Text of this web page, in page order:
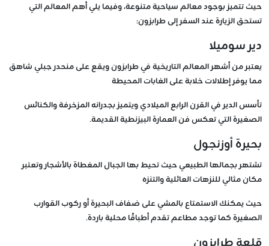
حيث تتميز بوجود معالم سياحية متنوعة، وفيما يلي أهم المعالم التي
تستحق الزيارة عند السفر إلى طرابزون:
دير سوميلا
يعتبر من أشهر المعالم التاريخية في طرابزون ويقع على منحدر جبلي شاهق
مما يوفر إطلالات خلابة على الغابات المحيطة
تأسس الدير في القرن الرابع الميلادي ويتميز بجدرانه المزخرفة والكنائس
الصغيرة التي تعكس فن العمارة البيزنطية القديمة.
بحيرة أوزنجول
تشتهر بجمالها الطبيعي حيث تحيط بها الجبال المغطاة بالأشجار وتعتبر
مكان مثالي للنزهات العائلية والتنزه
حيث يمكنك الاستمتاع بالمشي على ضفاف البحيرة أو ركوب القوارب
الصغيرة كما توجد مطاعم تقدم أطباقًا محلية باردة.